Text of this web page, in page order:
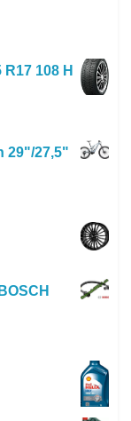
108 H
29"/27,5"